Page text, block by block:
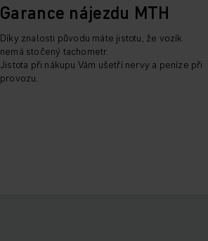
Garance nájezdu MTH
Díky znalosti původu máte jistotu, že vozík
nemá stočený tachometr.
Jistota při nákupu Vám ušetří nervy a peníze při
provozu.